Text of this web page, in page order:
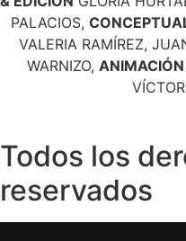
PALACIOS,
VALERIA RAMÍREZ,
WARNIZO, ANIMACIÓN
Todos los
reservados